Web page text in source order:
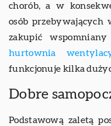
chorób, a w
osób przebywających
zakupić
hurtownia
funkcjonuje kilka
Dobre
Podstawową zaletą